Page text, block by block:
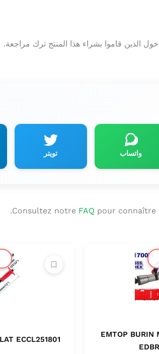
الذين قاموا بشراء هذا المنتج ترك مراجعة.
واتساب تويتر
Consultez notre FAQ pour connaître
EMTOP BURIN
ECCL251801